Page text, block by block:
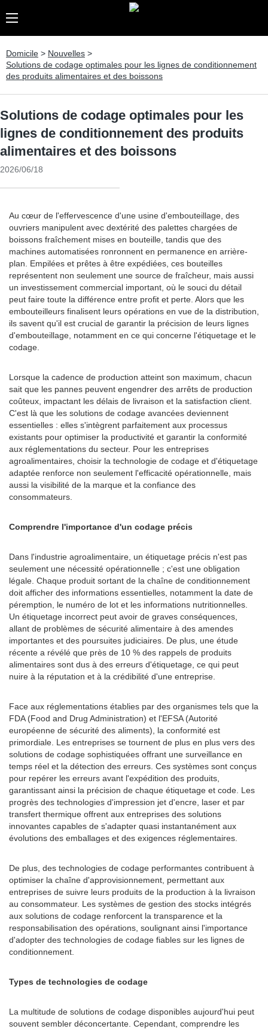
Domicile > Nouvelles >
Solutions de codage optimales pour les lignes de conditionnement
des produits alimentaires et des boissons
Solutions de codage optimales pour les
lignes de conditionnement des produits
alimentaires et des boissons
2026/06/18
Au cœur de l'effervescence d'une usine d'embouteillage, des
ouvriers manipulent avec dextérité des palettes chargées de
boissons fraîchement mises en bouteille, tandis que des
machines automatisées ronronnent en permanence en arrière-
plan. Empilées et prêtes à être expédiées, ces bouteilles
représentent non seulement une source de fraîcheur, mais aussi
un investissement commercial important, où le souci du détail
peut faire toute la différence entre profit et perte. Alors que les
embouteilleurs finalisent leurs opérations en vue de la distribution,
ils savent qu'il est crucial de garantir la précision de leurs lignes
d'embouteillage, notamment en ce qui concerne l'étiquetage et le
codage.
Lorsque la cadence de production atteint son maximum, chacun
sait que les pannes peuvent engendrer des arrêts de production
coûteux, impactant les délais de livraison et la satisfaction client.
C'est là que les solutions de codage avancées deviennent
essentielles : elles s'intègrent parfaitement aux processus
existants pour optimiser la productivité et garantir la conformité
aux réglementations du secteur. Pour les entreprises
agroalimentaires, choisir la technologie de codage et d'étiquetage
adaptée renforce non seulement l'efficacité opérationnelle, mais
aussi la visibilité de la marque et la confiance des
consommateurs.
Comprendre l'importance d'un codage précis
Dans l'industrie agroalimentaire, un étiquetage précis n'est pas
seulement une nécessité opérationnelle ; c'est une obligation
légale. Chaque produit sortant de la chaîne de conditionnement
doit afficher des informations essentielles, notamment la date de
péremption, le numéro de lot et les informations nutritionnelles.
Un étiquetage incorrect peut avoir de graves conséquences,
allant de problèmes de sécurité alimentaire à des amendes
importantes et des poursuites judiciaires. De plus, une étude
récente a révélé que près de 10 % des rappels de produits
alimentaires sont dus à des erreurs d'étiquetage, ce qui peut
nuire à la réputation et à la crédibilité d'une entreprise.
Face aux réglementations établies par des organismes tels que la
FDA (Food and Drug Administration) et l'EFSA (Autorité
européenne de sécurité des aliments), la conformité est
primordiale. Les entreprises se tournent de plus en plus vers des
solutions de codage sophistiquées offrant une surveillance en
temps réel et la détection des erreurs. Ces systèmes sont conçus
pour repérer les erreurs avant l'expédition des produits,
garantissant ainsi la précision de chaque étiquetage et code. Les
progrès des technologies d'impression jet d'encre, laser et par
transfert thermique offrent aux entreprises des solutions
innovantes capables de s'adapter quasi instantanément aux
évolutions des emballages et des exigences réglementaires.
De plus, des technologies de codage performantes contribuent à
optimiser la chaîne d'approvisionnement, permettant aux
entreprises de suivre leurs produits de la production à la livraison
au consommateur. Les systèmes de gestion des stocks intégrés
aux solutions de codage renforcent la transparence et la
responsabilisation des opérations, soulignant ainsi l'importance
d'adopter des technologies de codage fiables sur les lignes de
conditionnement.
Types de technologies de codage
La multitude de solutions de codage disponibles aujourd'hui peut
souvent sembler déconcertante. Cependant, comprendre les